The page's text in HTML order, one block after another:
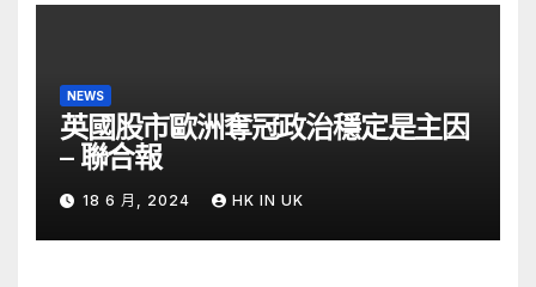
NEWS
英國股市歐洲奪冠政治穩定是主因
– 聯合報
18 6 月, 2024 HK IN UK